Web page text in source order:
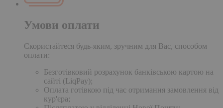
Умови оплати
Скористайтеся будь-яким, зручним для Вас, способом
оплати:
Безготівковий розрахунок банківською картою на
сайті (LiqPay);
Оплата готівкою під час отримання замовлення від
кур'єра;